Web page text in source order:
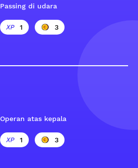
Passing di udara
1 3
Operan atas kepala
1 3